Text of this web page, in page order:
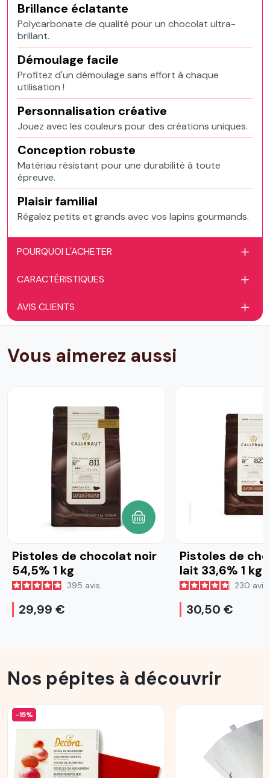
Brillance éclatante
Polycarbonate de qualité pour un chocolat ultra-
brillant.
Démoulage facile
Profitez d'un démoulage sans effort à chaque
utilisation !
Personnalisation créative
Jouez avec les couleurs pour des créations uniques.
Conception robuste
Matériau résistant pour une durabilité à toute
épreuve.
Plaisir familial
Régalez petits et grands avec vos lapins gourmands.
POURQUOI L'ACHETER
CARACTÉRISTIQUES
AVIS CLIENTS
Vous aimerez aussi
Pistoles de chocolat noir
54,5% 1 kg
395 avis
29,99 €
AJOUTER AU PANIER
Pistoles de
lait 33,6% 1 kg
230 avis
30,50 €
Nos pépites à découvrir
-15%